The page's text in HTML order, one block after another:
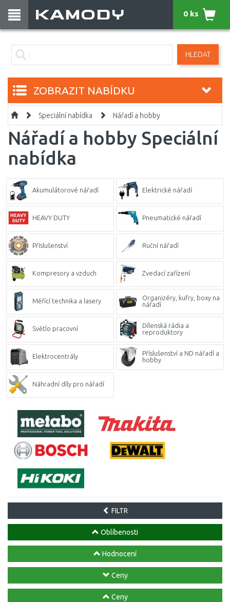
HLEDAT
0 ks
ZOBRAZIT NABÍDKU
Speciální nabídka Nářadí a hobby
Nářadí a hobby Speciální
nabídka
Akumulátorové nářadí Elektrické nářadí
HEAVY DUTY Pneumatické nářadí
Příslušenství Ruční nářadí
Kompresory a vzduch Zvedací zařízení
Měřící technika a lasery
Organizéry, kufry, boxy na
nářadí
Světlo pracovní
Dílenská rádia a
reproduktory
Elektrocentrály
Příslušenství a ND nářadí a
hobby
Náhradní díly pro nářadí
FILTR
Oblíbenosti
Hodnocení
Ceny
Ceny